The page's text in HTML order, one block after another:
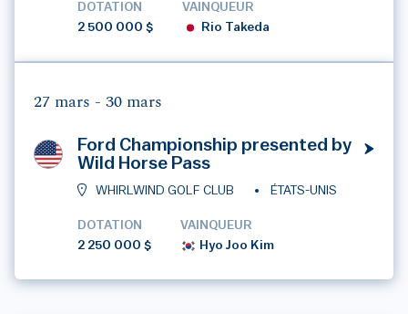
DOTATION
2 500 000 $
VAINQUEUR
Rio Takeda
27 mars - 30 mars
Ford Championship presented by
Wild Horse Pass
WHIRLWIND GOLF CLUB ÉTATS-UNIS
DOTATION
2 250 000 $
VAINQUEUR
Hyo Joo Kim